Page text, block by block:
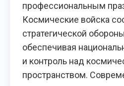
профессиональным
Космические войска
стратегической
обеспечивая
и контроль над
пространством.